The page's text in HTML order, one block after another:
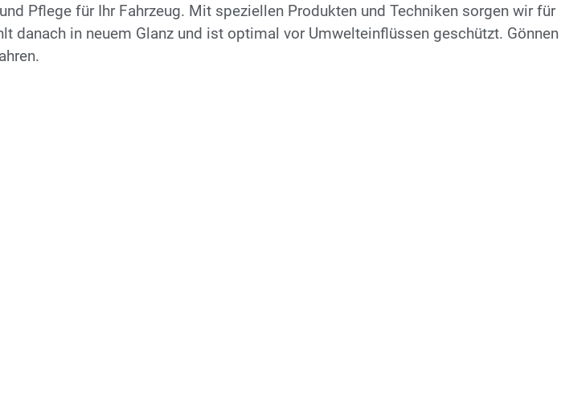
Pflege für Ihr Fahrzeug. Mit speziellen Produkten und Techniken sorgen wir für
danach in neuem Glanz und ist optimal vor Umwelteinflüssen geschützt. Gönnen